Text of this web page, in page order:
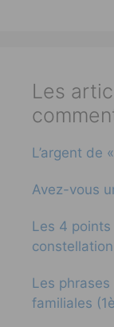
Les
L’argent de
Avez-vous
Les 4 points
Les
familiales